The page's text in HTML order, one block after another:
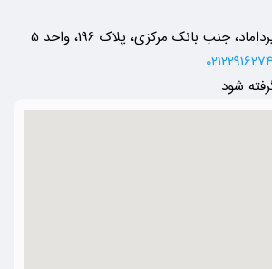
جنب بانک مرکزی، پلاک 196، واحد 5
02122916274
شود